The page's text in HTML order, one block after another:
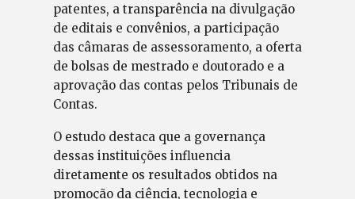
patentes, a transparência na divulgação
de editais e convênios, a participação
das câmaras de assessoramento, a oferta
de bolsas de mestrado e doutorado e a
aprovação das contas pelos Tribunais de
Contas.
O estudo destaca que a governança
dessas instituições influencia
diretamente os resultados obtidos na
promoção da ciência, tecnologia e